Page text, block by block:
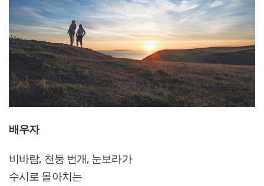
배우자
비바람, 천둥 번개, 눈보라가
수시로 몰아치는